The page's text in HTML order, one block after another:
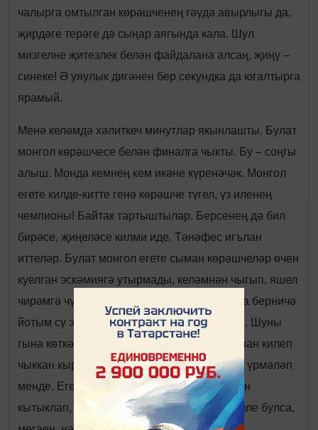
чалырга омтылган көрәшченең гәүдә авырлыгы да,
җирдәге терәге дә сыңар аягында кала.
Шул
мизгелне җитезлек белән файдалана алсаң, җиңү –
синеке! Ә уяулык дигәнен бер секундка да югалтырга
ярамый.
Менә келәмдә хәлиткеч минутлар якынлашты. Булат
монгол көрәшчесе белән финалга чыкты. Бу – соңгы
алыш. Монда кемнең кем икәне күренәчәк. Монгол
егете килде-китте генә көрәшче түгел, үз иленең
чемпионы! Байтак тартыштылар. Берсенең дә бил
бирәсе, җиңеләсе килми иде. Тәнәфес игълан
иттеләр. Булат монгол егете сыман көрәшчеләр өчен
куелган эскәмиягә утырмады, келәмнән чыгып, яшел
чирәмгә чүгәләде. Шешә борыныннан гына берничә
йотым су эчте дә аякларын сузып җибәрде. Шуны
гына көткәндәй, каяндыр үләннәр арасыннан килеп
чыккан кырмыска җәһәт кенә аның аягына үрмәләп
менде. Егетне дәртләндергәндәй, аяк йөзен
кытыклап, әрле-бирле йөренә башлады. Теле булса,